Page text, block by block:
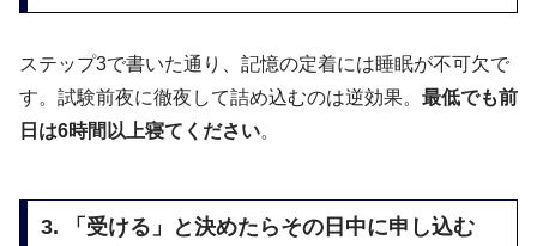
ステップ3で書いた通り、記憶の定着には睡眠が不可欠で
す。試験前夜に徹夜して詰め込むのは逆効果。 最低でも前
日は6時間以上寝てください。
3. 「受ける」と決めたらその日中に申し込む